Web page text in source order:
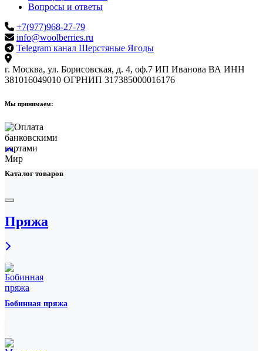
Вопросы и ответы
+7(977)968-27-79
info@woolberries.ru
Telegram канал Шерстяные Ягоды
г. Москва, ул. Борисовская, д. 4, оф.7 ИП Иванова ВА ИНН
381016049010 ОГРНИП 317385000016176
Мы принимаем:
Каталог товаров
Пряжа
Бобинная пряжа